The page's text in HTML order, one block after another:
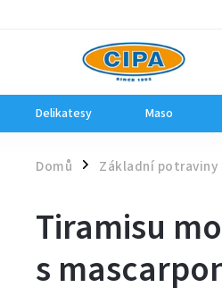
Delikatesy Maso
Domů / Základní potraviny
Tiramisu
s